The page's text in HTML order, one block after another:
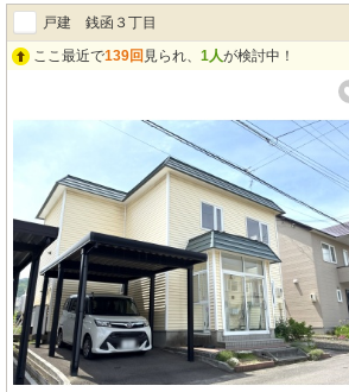
ランスの良いお家です！
戸建 銭函３丁目
ここ最近で139回 見られ、 1人が検討中！